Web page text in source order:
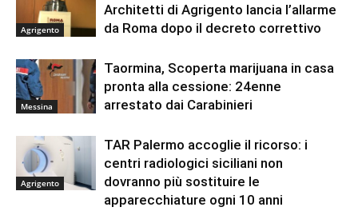
Agrigento
Architetti di Agrigento lancia l’allarme
da Roma dopo il decreto correttivo
Messina
Taormina, Scoperta marijuana in casa
pronta alla cessione: 24enne
arrestato dai Carabinieri
Agrigento
TAR Palermo accoglie il ricorso: i
centri radiologici siciliani non
dovranno più sostituire le
apparecchiature ogni 10 anni